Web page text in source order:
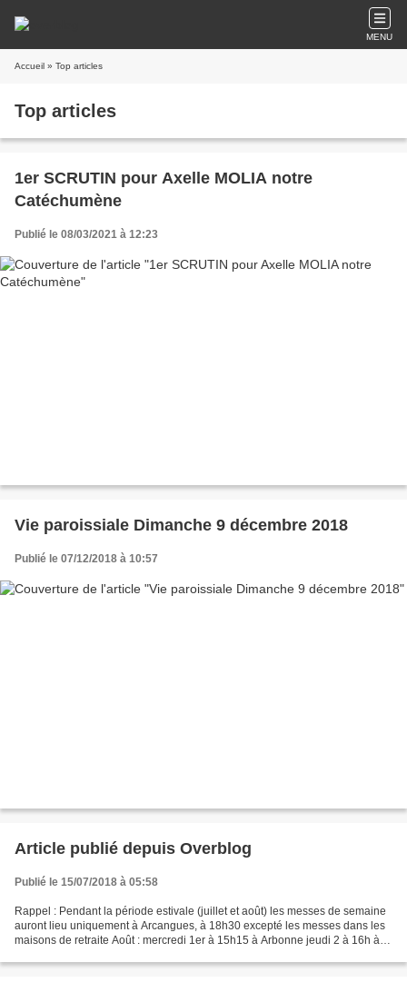
MENU
Accueil » Top articles
Top articles
1er SCRUTIN pour Axelle MOLIA notre
Catéchumène
Publié le 08/03/2021 à 12:23
Vie paroissiale Dimanche 9 décembre 2018
Publié le 07/12/2018 à 10:57
Article publié depuis Overblog
Publié le 15/07/2018 à 05:58
Rappel : Pendant la période estivale (juillet et août) les messes de semaine
auront lieu uniquement à Arcangues, à 18h30 excepté les messes dans les
maisons de retraite Août : mercredi 1er à 15h15 à Arbonne jeudi 2 à 16h à